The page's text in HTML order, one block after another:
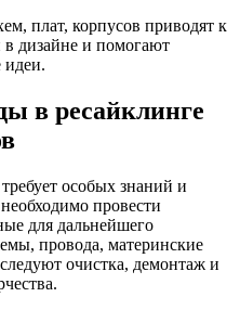
плат, корпусов приводят к
дизайне и помогают
идеи.
в ресайклинге
особых знаний и
провести
для дальнейшего
провода, материнские
очистка, демонтаж и